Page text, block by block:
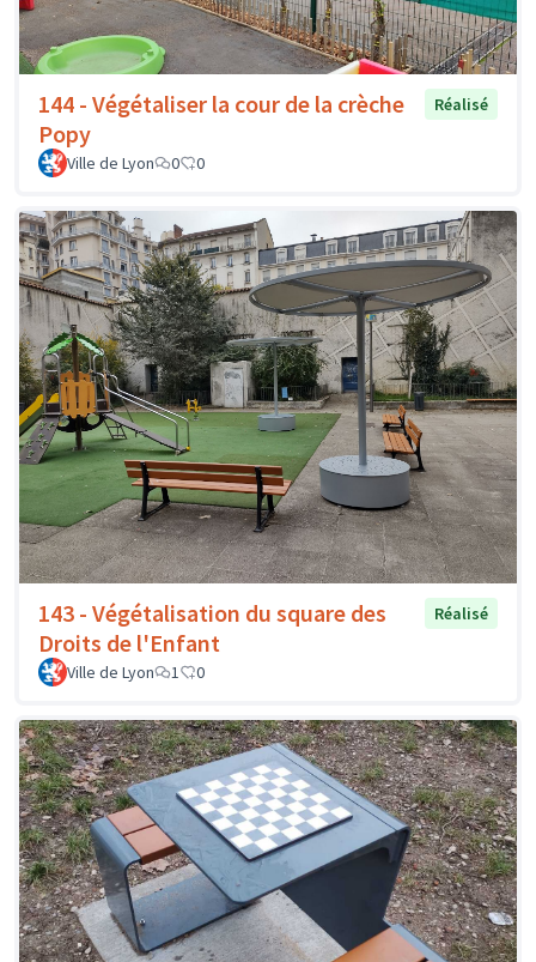
144 - Végétaliser la cour de la crèche
Popy
Réalisé
Ville de Lyon 0 0
143 - Végétalisation du square des
Droits de l'Enfant
Réalisé
Ville de Lyon 1 0